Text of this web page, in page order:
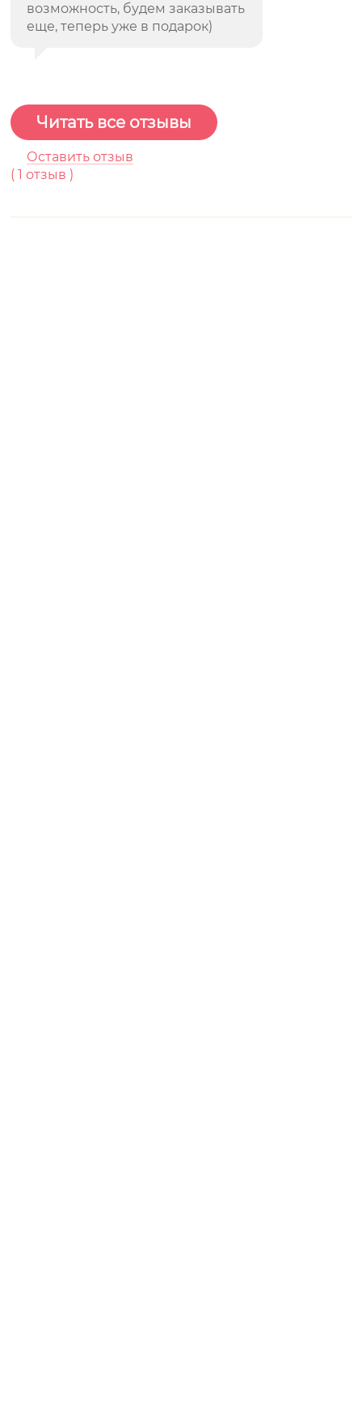
возможность, будем заказывать
еще, теперь уже в подарок)
Читать все отзывы
Оставить отзыв
(1 отзыв )